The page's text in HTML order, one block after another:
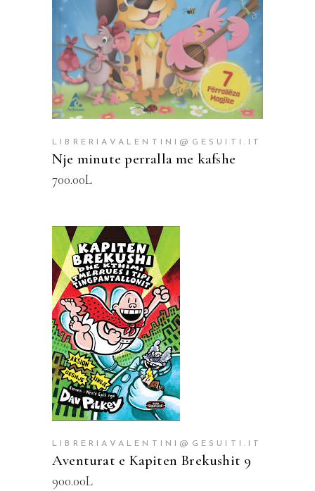
LIBRERIAVALENTINI@GESUITI.IT
Nje minute perralla me kafshe
700.00L
SHTOJE NË SHPORTË
LIBRERIAVALENTINI@GESUITI.IT
Aventurat e Kapiten Brekushit 9
900.00L